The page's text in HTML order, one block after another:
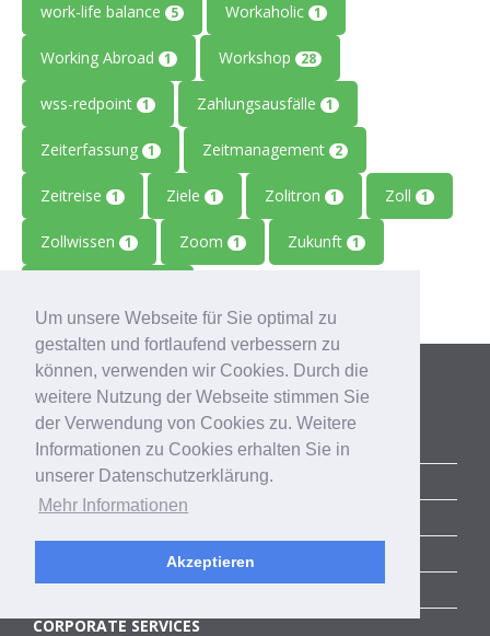
Um unsere Webseite für Sie optimal zu
gestalten und fortlaufend verbessern zu
können, verwenden wir Cookies. Durch die
weitere Nutzung der Webseite stimmen Sie
der Verwendung von Cookies zu. Weitere
Informationen zu Cookies erhalten Sie in
unserer Datenschutzerklärung.
Mehr Informationen
Akzeptieren
work-life balance 5 Workaholic 1
Working Abroad 1 Workshop 28
wss-redpoint 1 Zahlungsausfälle 1
Zeiterfassung 1 Zeitmanagement 2
Zeitreise 1 Ziele 1 Zolitron 1 Zoll 1
Zollwissen 1 Zoom 1 Zukunft 1
Kategorien
ALLE BLOGBEITRÄGE
ERFOLGSGESCHICHTEN
ACCELERATOR
COMMUNITY
CORPORATE SERVICES